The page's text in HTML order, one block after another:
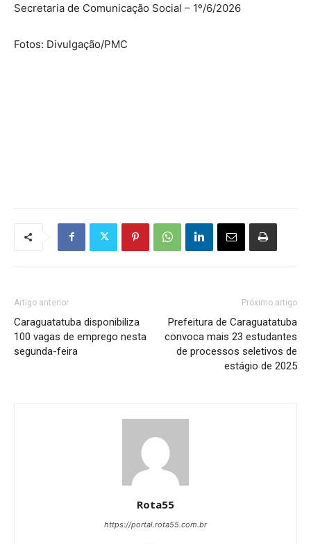
Secretaria de Comunicação Social – 1º/6/2026
Fotos: Divulgação/PMC
Artigo anterior
Caraguatatuba disponibiliza
100 vagas de emprego nesta
segunda-feira
Próximo artigo
Prefeitura de Caraguatatuba
convoca mais 23 estudantes
de processos seletivos de
estágio de 2025
Rota55
https://portal.rota55.com.br